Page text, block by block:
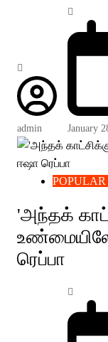
admin January
POPULAR
'அந்தக்
ரெப்பா